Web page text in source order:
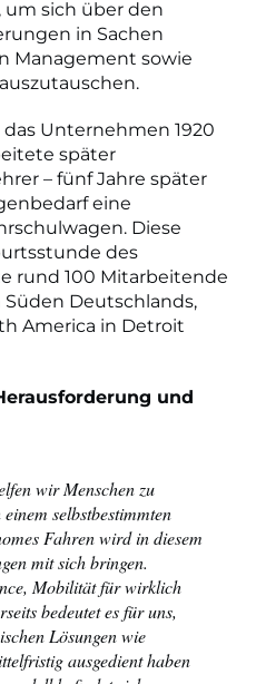
um sich über den
in Sachen
Management sowie
Unternehmen 1920
später
– fünf Jahre später
eine
Diese
des
rund 100 Mitarbeitende
Deutschlands,
America in Detroit
und
wir Menschen zu
selbstbestimmten
Fahren wird in diesem
mit sich bringen.
Mobilität für wirklich
bedeutet es für uns,
Lösungen wie
ausgedient haben